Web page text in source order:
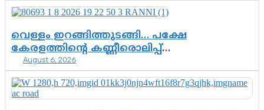
വെള്ളം ഇറങ്ങിത്തുടങ്ങി… പക്ഷേ
കേരളത്തിന്റെ കണ്ണീരൊലിപ്പ്
എന്നവസാനിക്കും?
August 6, 2026